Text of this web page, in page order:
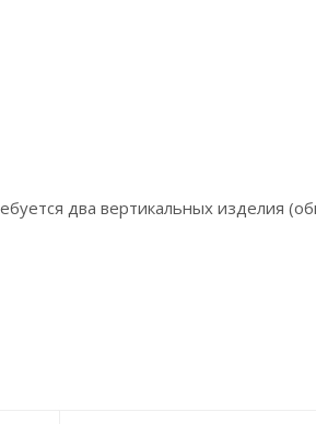
два вертикальных изделия